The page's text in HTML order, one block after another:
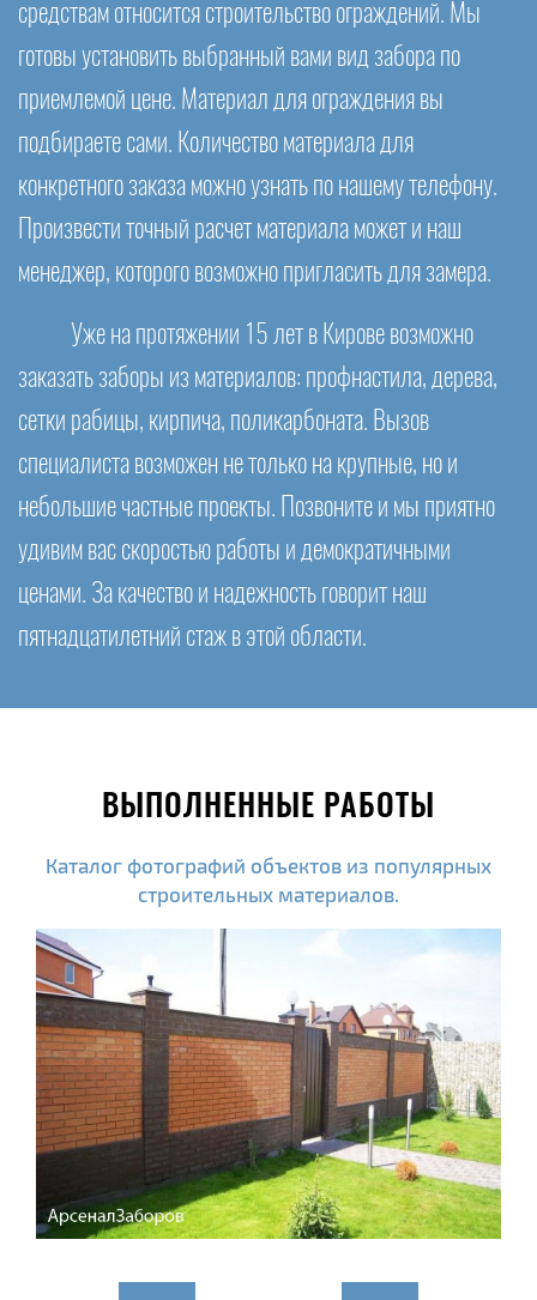
средствам относится строительство ограждений. Мы
готовы установить выбранный вами вид забора по
приемлемой цене. Материал для ограждения вы
подбираете сами. Количество материала для
конкретного заказа можно узнать по нашему телефону.
Произвести точный расчет материала может и наш
менеджер, которого возможно пригласить для замера.
Уже на протяжении 15 лет в Кирове возможно
заказать заборы из материалов: профнастила, дерева,
сетки рабицы, кирпича, поликарбоната. Вызов
специалиста возможен не только на крупные, но и
небольшие частные проекты. Позвоните и мы приятно
удивим вас скоростью работы и демократичными
ценами. За качество и надежность говорит наш
пятнадцатилетний стаж в этой области.
ВЫПОЛНЕННЫЕ РАБОТЫ
Каталог фотографий объектов из популярных
строительных материалов.